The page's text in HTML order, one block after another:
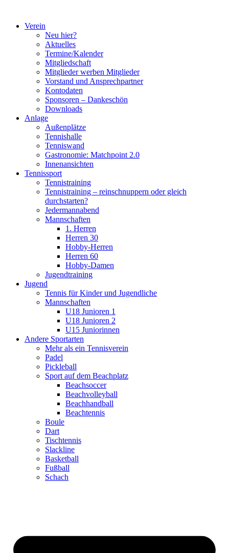
springenVerein
Neu hier?
Aktuelles
Termine/Kalender
Mitgliedschaft
Mitglieder werben Mitglieder
Vorstand und Ansprechpartner
Kontodaten
Sponsoren – Dankeschön
Downloads
Anlage
Außenplätze
Tennishalle
Tenniswand
Gastronomie: Matchpoint 2.0
Innenansichten
Tennissport
Tennistraining
Tennistraining – reinschnuppern oder gleich
durchstarten?
Jedermannabend
Mannschaften
1. Herren
Herren 30
Hobby-Herren
Herren 60
Hobby-Damen
Jugendtraining
Jugend
Tennis für Kinder und Jugendliche
Mannschaften
U18 Junioren 1
U18 Junioren 2
U15 Juniorinnen
Andere Sportarten
Mehr als ein Tennisverein
Padel
Pickleball
Sport auf dem Beachplatz
Beachsoccer
Beachvolleyball
Beachhandball
Beachtennis
Boule
Dart
Tischtennis
Slackline
Basketball
Fußball
Schach